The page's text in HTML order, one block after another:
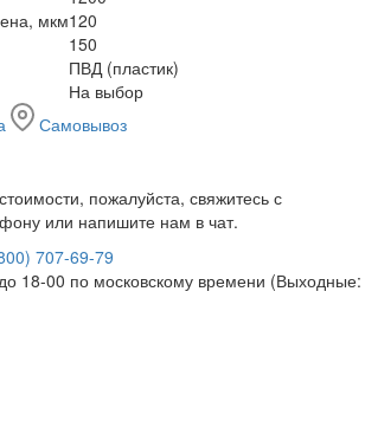
мкм120
150
ПВД (пластик)
На выбор
Самовывоз
пожалуйста, свяжитесь с
или напишите нам в чат.
707-69-79
18-00 по московскому времени (Выходные: